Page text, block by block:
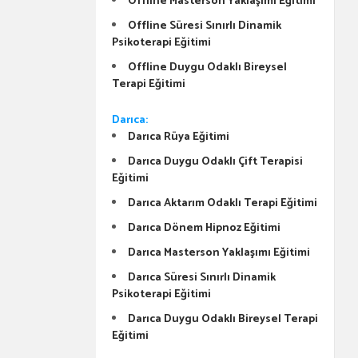
Offline Süresi Sınırlı Dinamik
Psikoterapi Eğitimi
Offline Duygu Odaklı Bireysel
Terapi Eğitimi
Darıca:
Darıca Rüya Eğitimi
Darıca Duygu Odaklı Çift Terapisi
Eğitimi
Darıca Aktarım Odaklı Terapi Eğitimi
Darıca Dönem Hipnoz Eğitimi
Darıca Masterson Yaklaşımı Eğitimi
Darıca Süresi Sınırlı Dinamik
Psikoterapi Eğitimi
Darıca Duygu Odaklı Bireysel Terapi
Eğitimi